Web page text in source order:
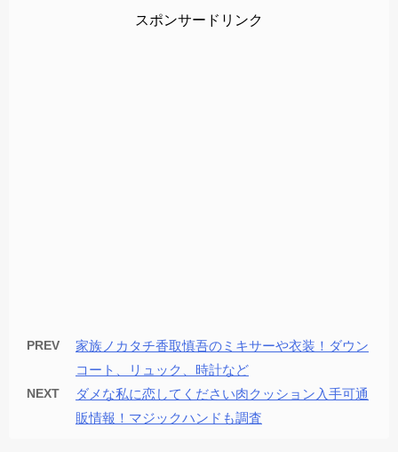
スポンサードリンク
PREV
家族ノカタチ香取慎吾のミキサーや衣装！ダウン
コート、リュック、時計など
NEXT
ダメな私に恋してください肉クッション入手可通
販情報！マジックハンドも調査